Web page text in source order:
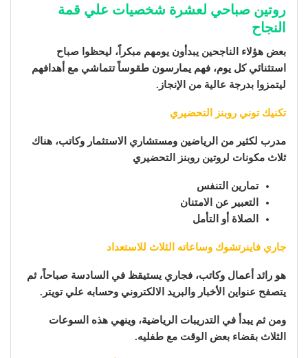
روتين صباحي لعشرة شخصيات علي قمة
النجاح
بعض هؤلاء الناجحين يبدأون يومهم مبكراً، ليحظوا صباح
استثنائي كل يوم، فهم يمارسون طقوساً تتماشي مع أهدافهم
ليتمزوا بدرجة عالية من الإنجاز.
تكنيك توني روبنز التحضيري
مدرب لكثير من الرياضين ومستشاري الاستثمار وكاتب، هناك
ثلاث مكونات لروتين روبنز التحضيري
تمارين التنفس
التعبير عن الامتنان
الصلاة أو التأمل
جاري فاينرتشوك وساعاته الثلاث للاستعداد
هو رائد أعمال وكاتب، فجاري يستيقظ في السادسة صباحاً، ثم
يتصفح عنواين الأخبار والبريد الالكتروني وحسابه علي تويتر.
ومن ثم يبدأ في التدريبات الرياضية، وينهي هذه السوعات
الثلاث بقضاء بعض الوقت مع طفليه.